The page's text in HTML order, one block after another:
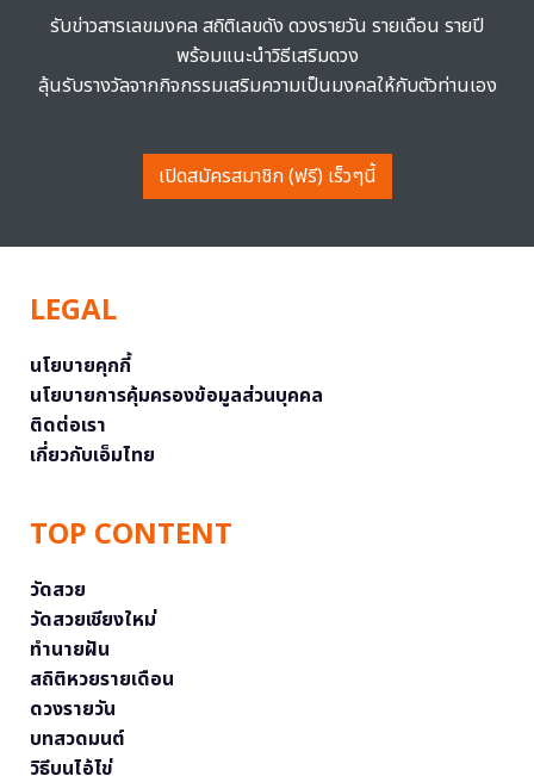
รับข่าวสารเลขมงคล สถิติเลขดัง ดวงรายวัน รายเดือน รายปี
พร้อมแนะนำวิธีเสริมดวง
ลุ้นรับรางวัลจากกิจกรรมเสริมความเป็นมงคลให้กับตัวท่านเอง
เปิดสมัครสมาชิก (ฟรี) เร็วๆนี้
LEGAL
นโยบายคุกกี้
นโยบายการคุ้มครองข้อมูลส่วนบุคคล
ติดต่อเรา
เกี่ยวกับเอ็มไทย
TOP CONTENT
วัดสวย
วัดสวยเชียงใหม่
ทำนายฝัน
สถิติหวยรายเดือน
ดวงรายวัน
บทสวดมนต์
วิธีบนไอ้ไข่